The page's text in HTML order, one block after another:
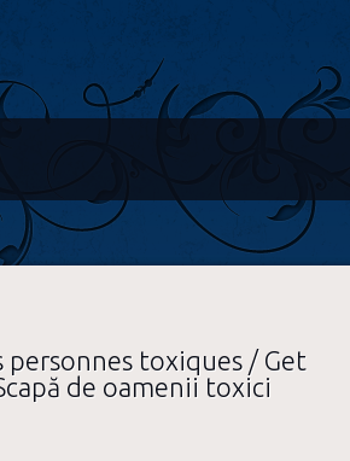
personnes toxiques / Get
de oamenii toxici